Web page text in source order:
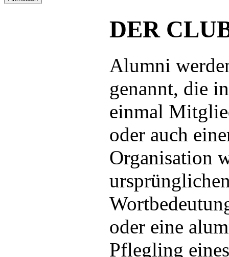
DER
Alumni
genannt, die
einmal
oder auch
Organisation
oder eine
Pflegling